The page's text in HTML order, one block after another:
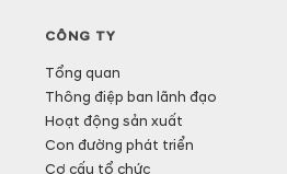
CÔNG TY
Tổng quan
Thông điệp ban lãnh đạo
Hoạt động sản xuất
Con đường phát triển
Cơ cấu tổ chức